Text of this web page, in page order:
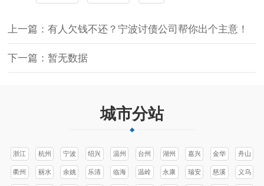
上一篇：有人欠钱不还？宁波讨债公司帮你出个主意！
下一篇：暂无数据
城市分站
浙江 杭州 宁波 绍兴 温州 台州 湖州 嘉兴 金华 舟山
衢州 丽水 余姚 乐清 临海 温岭 永康 瑞安 慈溪 义乌